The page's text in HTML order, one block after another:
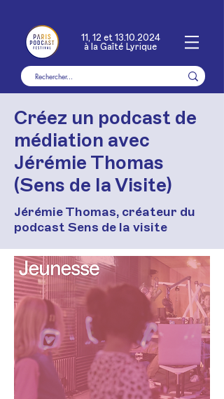
11, 12 et 13.10.2024
à la Gaîté Lyrique
Créez un podcast de
médiation avec
Jérémie Thomas
(Sens de la Visite)
Jérémie Thomas, créateur du
podcast Sens de la visite